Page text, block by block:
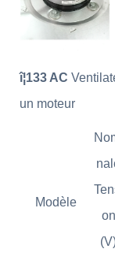
î¦133 AC
un moteur
Modèle
on